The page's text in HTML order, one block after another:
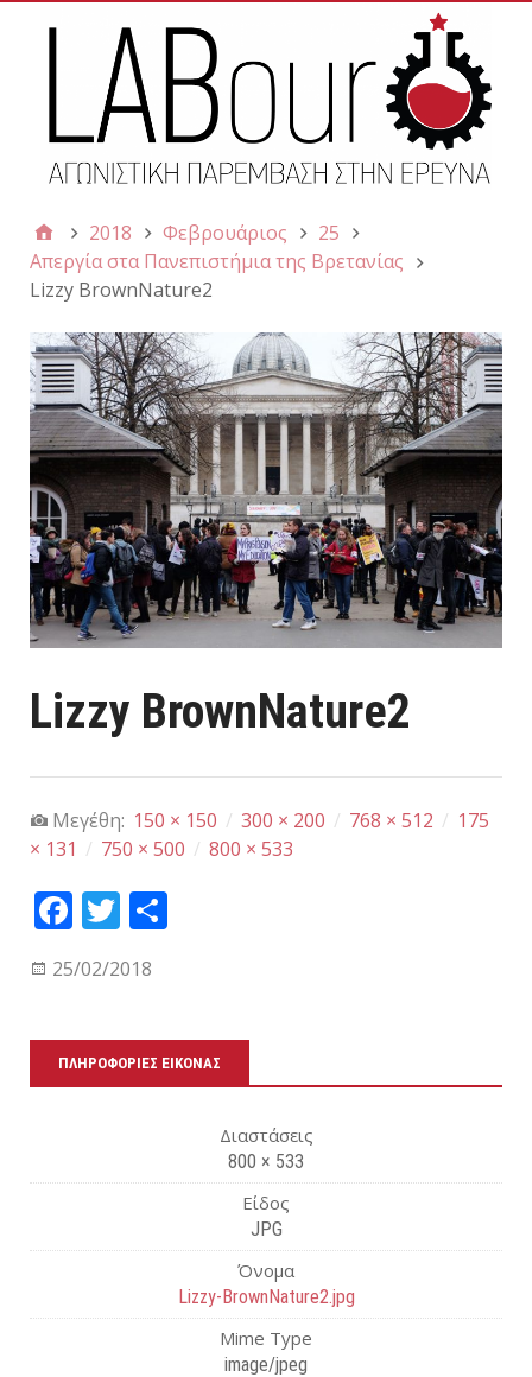
2018 Φεβρουάριος
25
Απεργία στα Πανεπιστήμια της Βρετανίας
Lizzy BrownNature2
Lizzy BrownNature2
Μεγέθη: 150 × 150 / 300 × 200 / 768 × 512 / 175
× 131 / 750 × 500 / 800 × 533
Fa
bo
T
tt
εί
τε
25/02/2018
ΠΛΗΡΟΦΟΡΊΕΣ ΕΙΚΌΝΑΣ
Διαστάσεις
800 × 533
Είδος
JPG
Όνομα
Lizzy-BrownNature2.jpg
Mime Type
image/jpeg